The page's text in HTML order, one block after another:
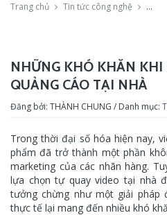
Trang chủ Tin tức công nghệ
NHỮNG KHÓ KHĂN KHI
QUẢNG CÁO TẠI NHÀ
Đăng bởi: THÀNH CHUNG / Danh mục:
Trong thời đại số hóa hiện nay,
phẩm đã trở thành một phần
marketing của các nhãn hàng.
lựa chọn tự quay video tại nhà
tưởng chừng như một giải pháp
thực tế lại mang đến nhiều khó